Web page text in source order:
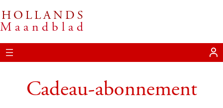
Ga
naar
de
inhoud
HOLLANDS
Maandblad
Cadeau-abonnement